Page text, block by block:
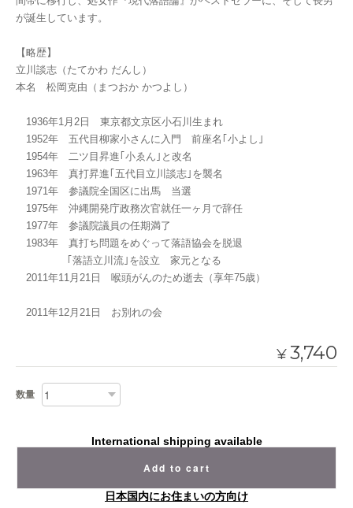
が誕生しています。
【略歴】
立川談志（たてかわ だんし）
本名 松岡克由（まつおか かつよし）
1936年1月2日 東京都文京区小石川生まれ
1952年 五代目柳家小さんに入門 前座名｢小よし｣
1954年 二ツ目昇進｢小ゑん｣と改名
1963年 真打昇進｢五代目立川談志｣を襲名
1971年 参議院全国区に出馬 当選
1975年 沖縄開発庁政務次官就任一ヶ月で辞任
1977年 参議院議員の任期満了
1983年 真打ち問題をめぐって落語協会を脱退
｢落語立川流｣を設立 家元となる
2011年11月21日 喉頭がんのため逝去（享年75歳）
2011年12月21日 お別れの会
¥3,740
数量
International shipping available
Add to cart
日本国内にお住まいの方向け